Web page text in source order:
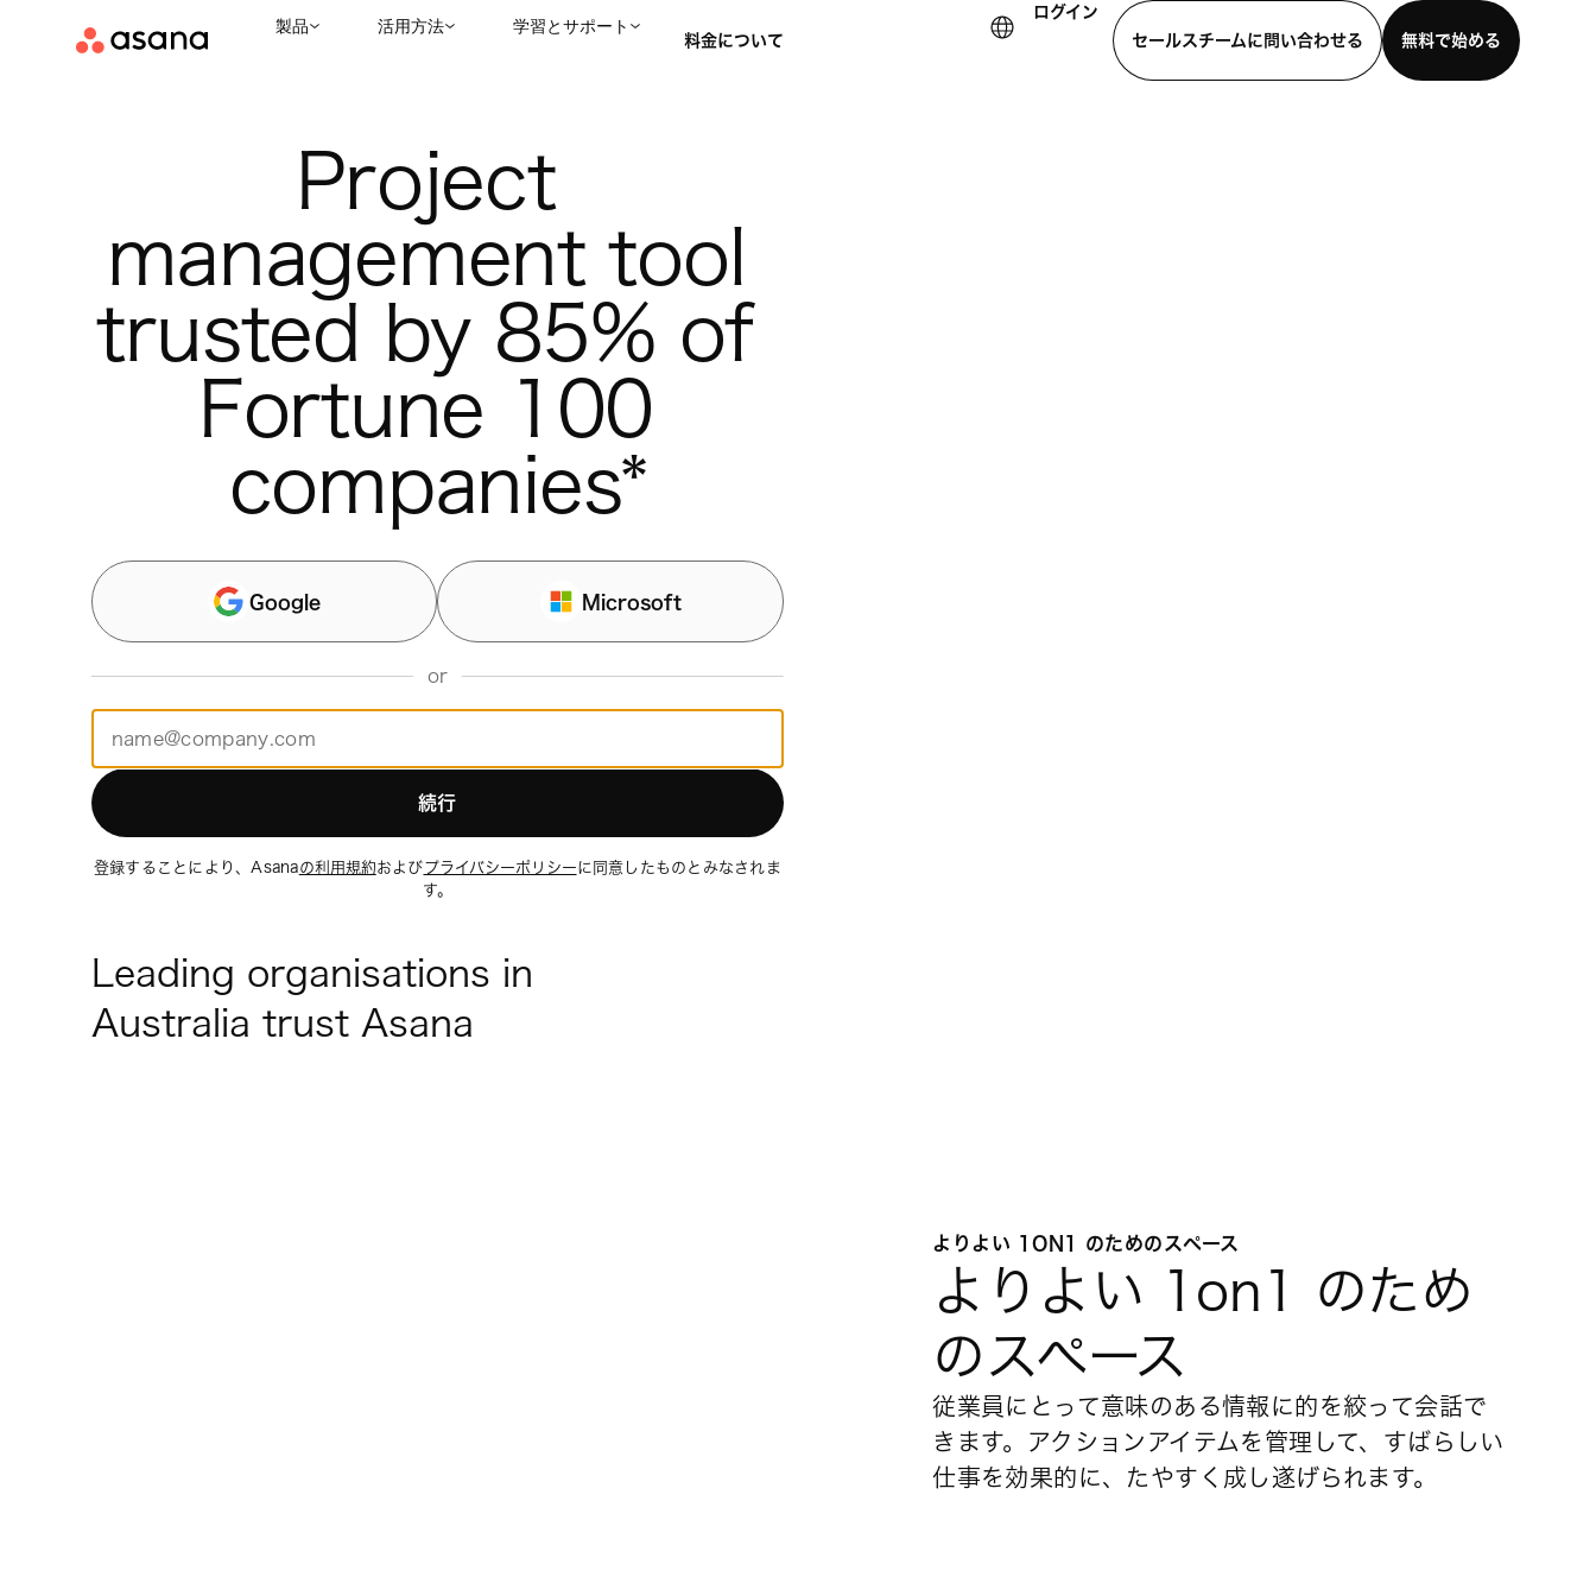
製品 活用方法 学習とサポート
料金について
ログイン
セールスチームに問い合わせる
無料で始める
Project
management tool
trusted by 85% of
Fortune 100
companies*
Google Microsoft
or
続行
登録することにより、Asanaの利用規約およびプライバシーポリシーに同意したものとみなされま
す。
Leading organisations in
Australia trust Asana
よりよい 1ON1 のためのスペース
よりよい 1on1 のため
のスペース
従業員にとって意味のある情報に的を絞って会話で
きます。アクションアイテムを管理して、すばらしい
仕事を効果的に、たやすく成し遂げられます。